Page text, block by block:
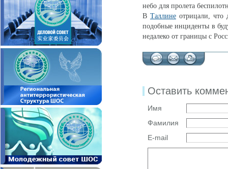
небо для пролета
В Таллинеотрицали, что
подобные инциденты в
недалеко от границы с
Оставить
Имя
Фамилия
E-mail